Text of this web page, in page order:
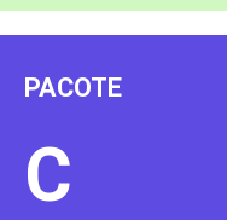
PACOTE
C